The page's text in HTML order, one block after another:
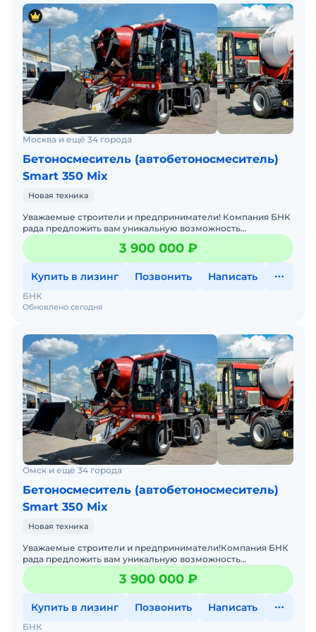
Москва и ещё 34 города
Бетоносмеситель (автобетоносмеситель)
Smart 350 Mix
Новая техника
Уважаемые строители и предприниматели! Компания БНК
рада предложить вам уникальную возможность
приобрести самоходные бетоносмесители с
самозагрузкой SMART 3503 900 000 ₽
Купить в лизинг Позвонить Написать
Обновлено сегодня
БНК
Омск и ещё 34 города
Бетоносмеситель (автобетоносмеситель)
Smart 350 Mix
Новая техника
Уважаемые строители и предприниматели!Компания БНК
рада предложить вам уникальную возможность
приобрести самоходные бетоносмесители с
самозагрузкой SMART 350 MI3 900 000 ₽
Купить в лизинг Позвонить Написать
БНК